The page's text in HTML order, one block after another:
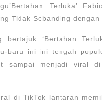
Terluka’
Tidak Sebanding dengan
bertajuk ‘Bertahan
baru ini ini tengah
sampai menjadi viral
di TikTok lantaran